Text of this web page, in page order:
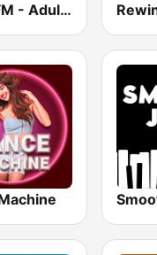
Beam FM - Adult Hits